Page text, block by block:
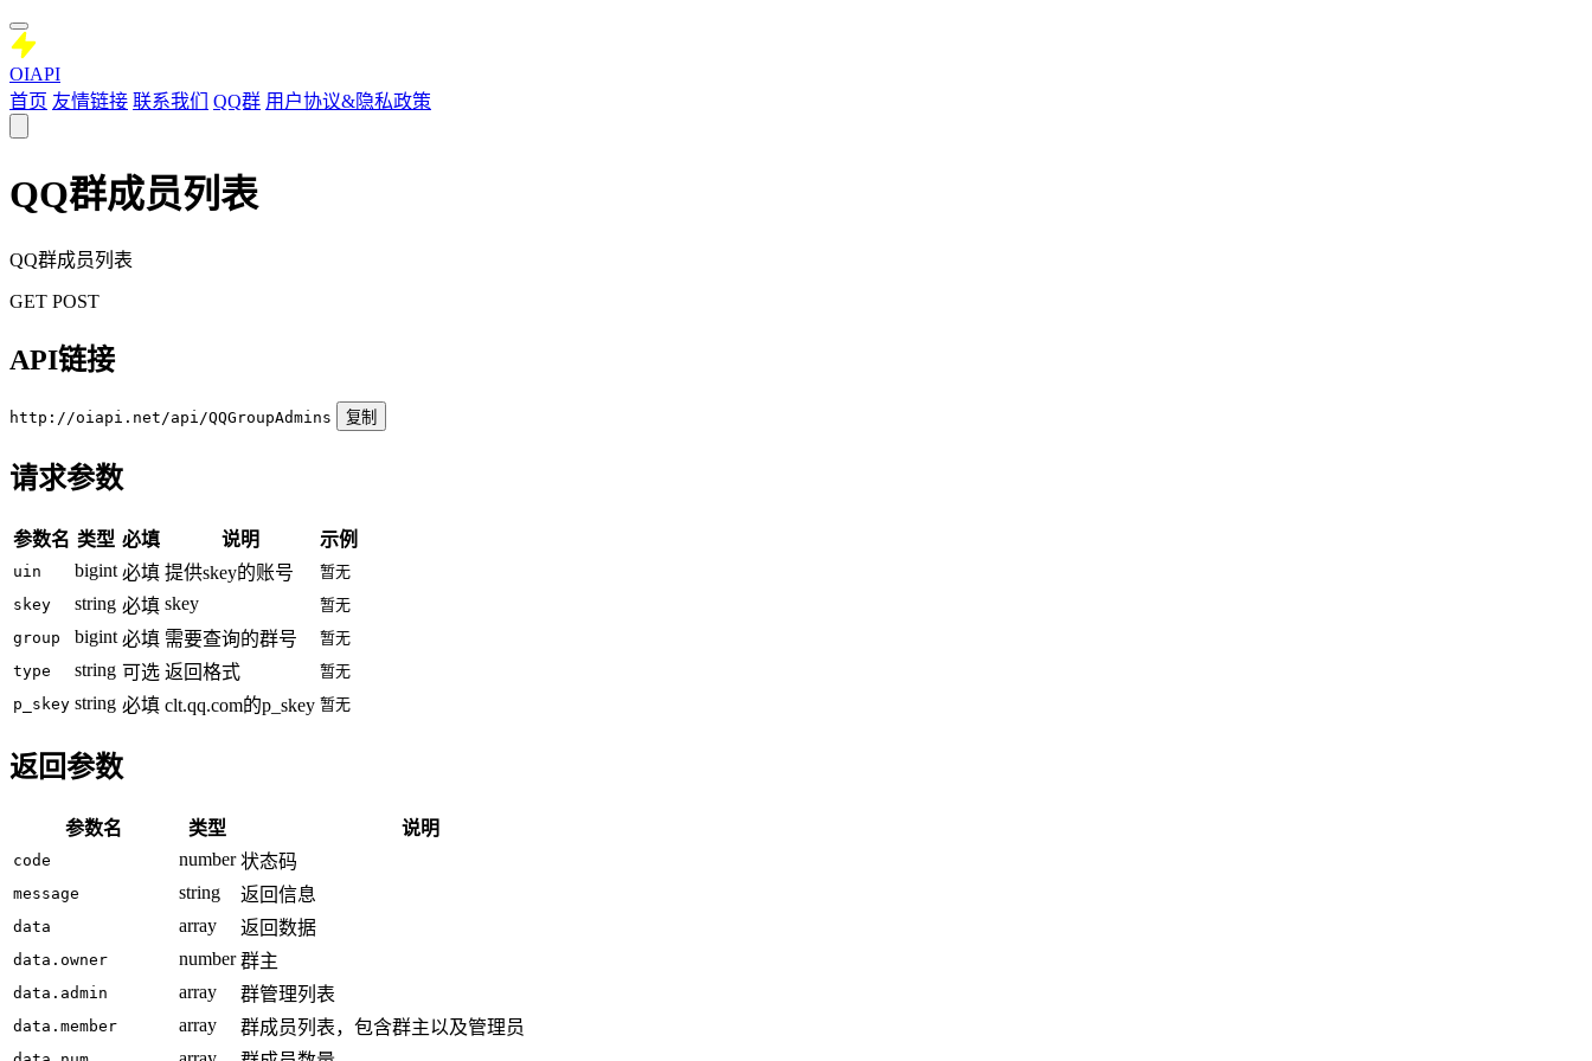
OIAPI
首页 友情链接 联系我们 QQ群 用户协议&隐私政策
QQ群成员列表
QQ群成员列表
GET POST
API链接
http://oiapi.net/api/QQGroupAdmins 复制
请求参数
参数名 类型 必填 说明 示例
uin bigint 必填 提供skey的账号
暂无
skey
string 必填 skey
暂无
group
bigint 必填 需要查询的群号
暂无
type
string 可选 返回格式
暂无
p_skey string 必填 clt.qq.com的p_skey 暂无
返回参数
参数名 类型 说明
code number 状态码
message string 返回信息
data array 返回数据
data.owner number 群主
data.admin array 群管理列表
data.member array 群成员列表，包含群主以及管理员